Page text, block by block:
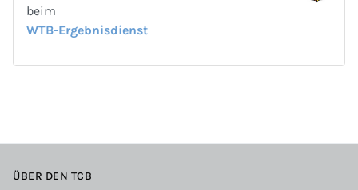
beim
WTB-Ergebnisdienst
ÜBER DEN TCB